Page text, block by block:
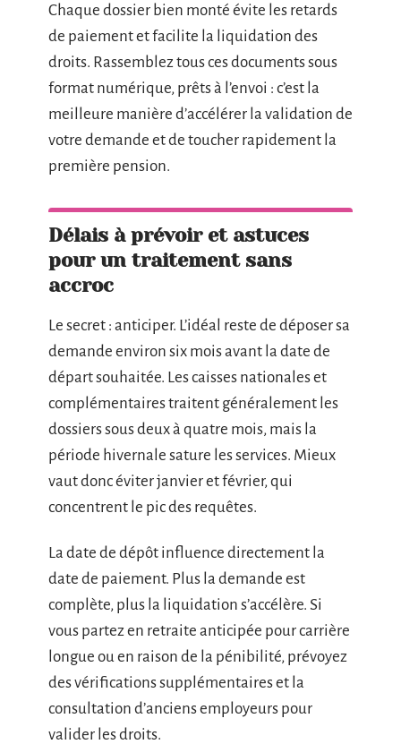
Chaque dossier bien monté évite les retards
de paiement et facilite la liquidation des
droits. Rassemblez tous ces documents sous
format numérique, prêts à l’envoi : c’est la
meilleure manière d’accélérer la validation de
votre demande et de toucher rapidement la
première pension.
Délais à prévoir et astuces
pour un traitement sans
accroc
Le secret : anticiper. L’idéal reste de déposer sa
demande environ six mois avant la date de
départ souhaitée. Les caisses nationales et
complémentaires traitent généralement les
dossiers sous deux à quatre mois, mais la
période hivernale sature les services. Mieux
vaut donc éviter janvier et février, qui
concentrent le pic des requêtes.
La date de dépôt influence directement la
date de paiement. Plus la demande est
complète, plus la liquidation s’accélère. Si
vous partez en retraite anticipée pour carrière
longue ou en raison de la pénibilité, prévoyez
des vérifications supplémentaires et la
consultation d’anciens employeurs pour
valider les droits.